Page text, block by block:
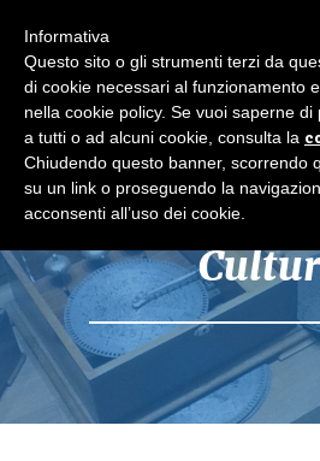
Informativa
Questo sito o gli strumenti terzi da
di cookie necessari al funzionamento
nella cookie policy. Se vuoi saperne
a tutti o ad alcuni cookie, consulta la
Chiudendo questo banner, scorrendo
su un link o proseguendo la
acconsenti all’uso dei cookie.